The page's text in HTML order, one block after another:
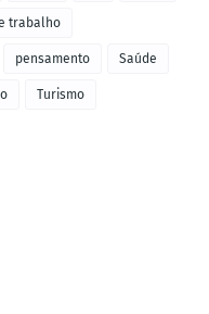
trabalho
pensamento Saúde
Turismo